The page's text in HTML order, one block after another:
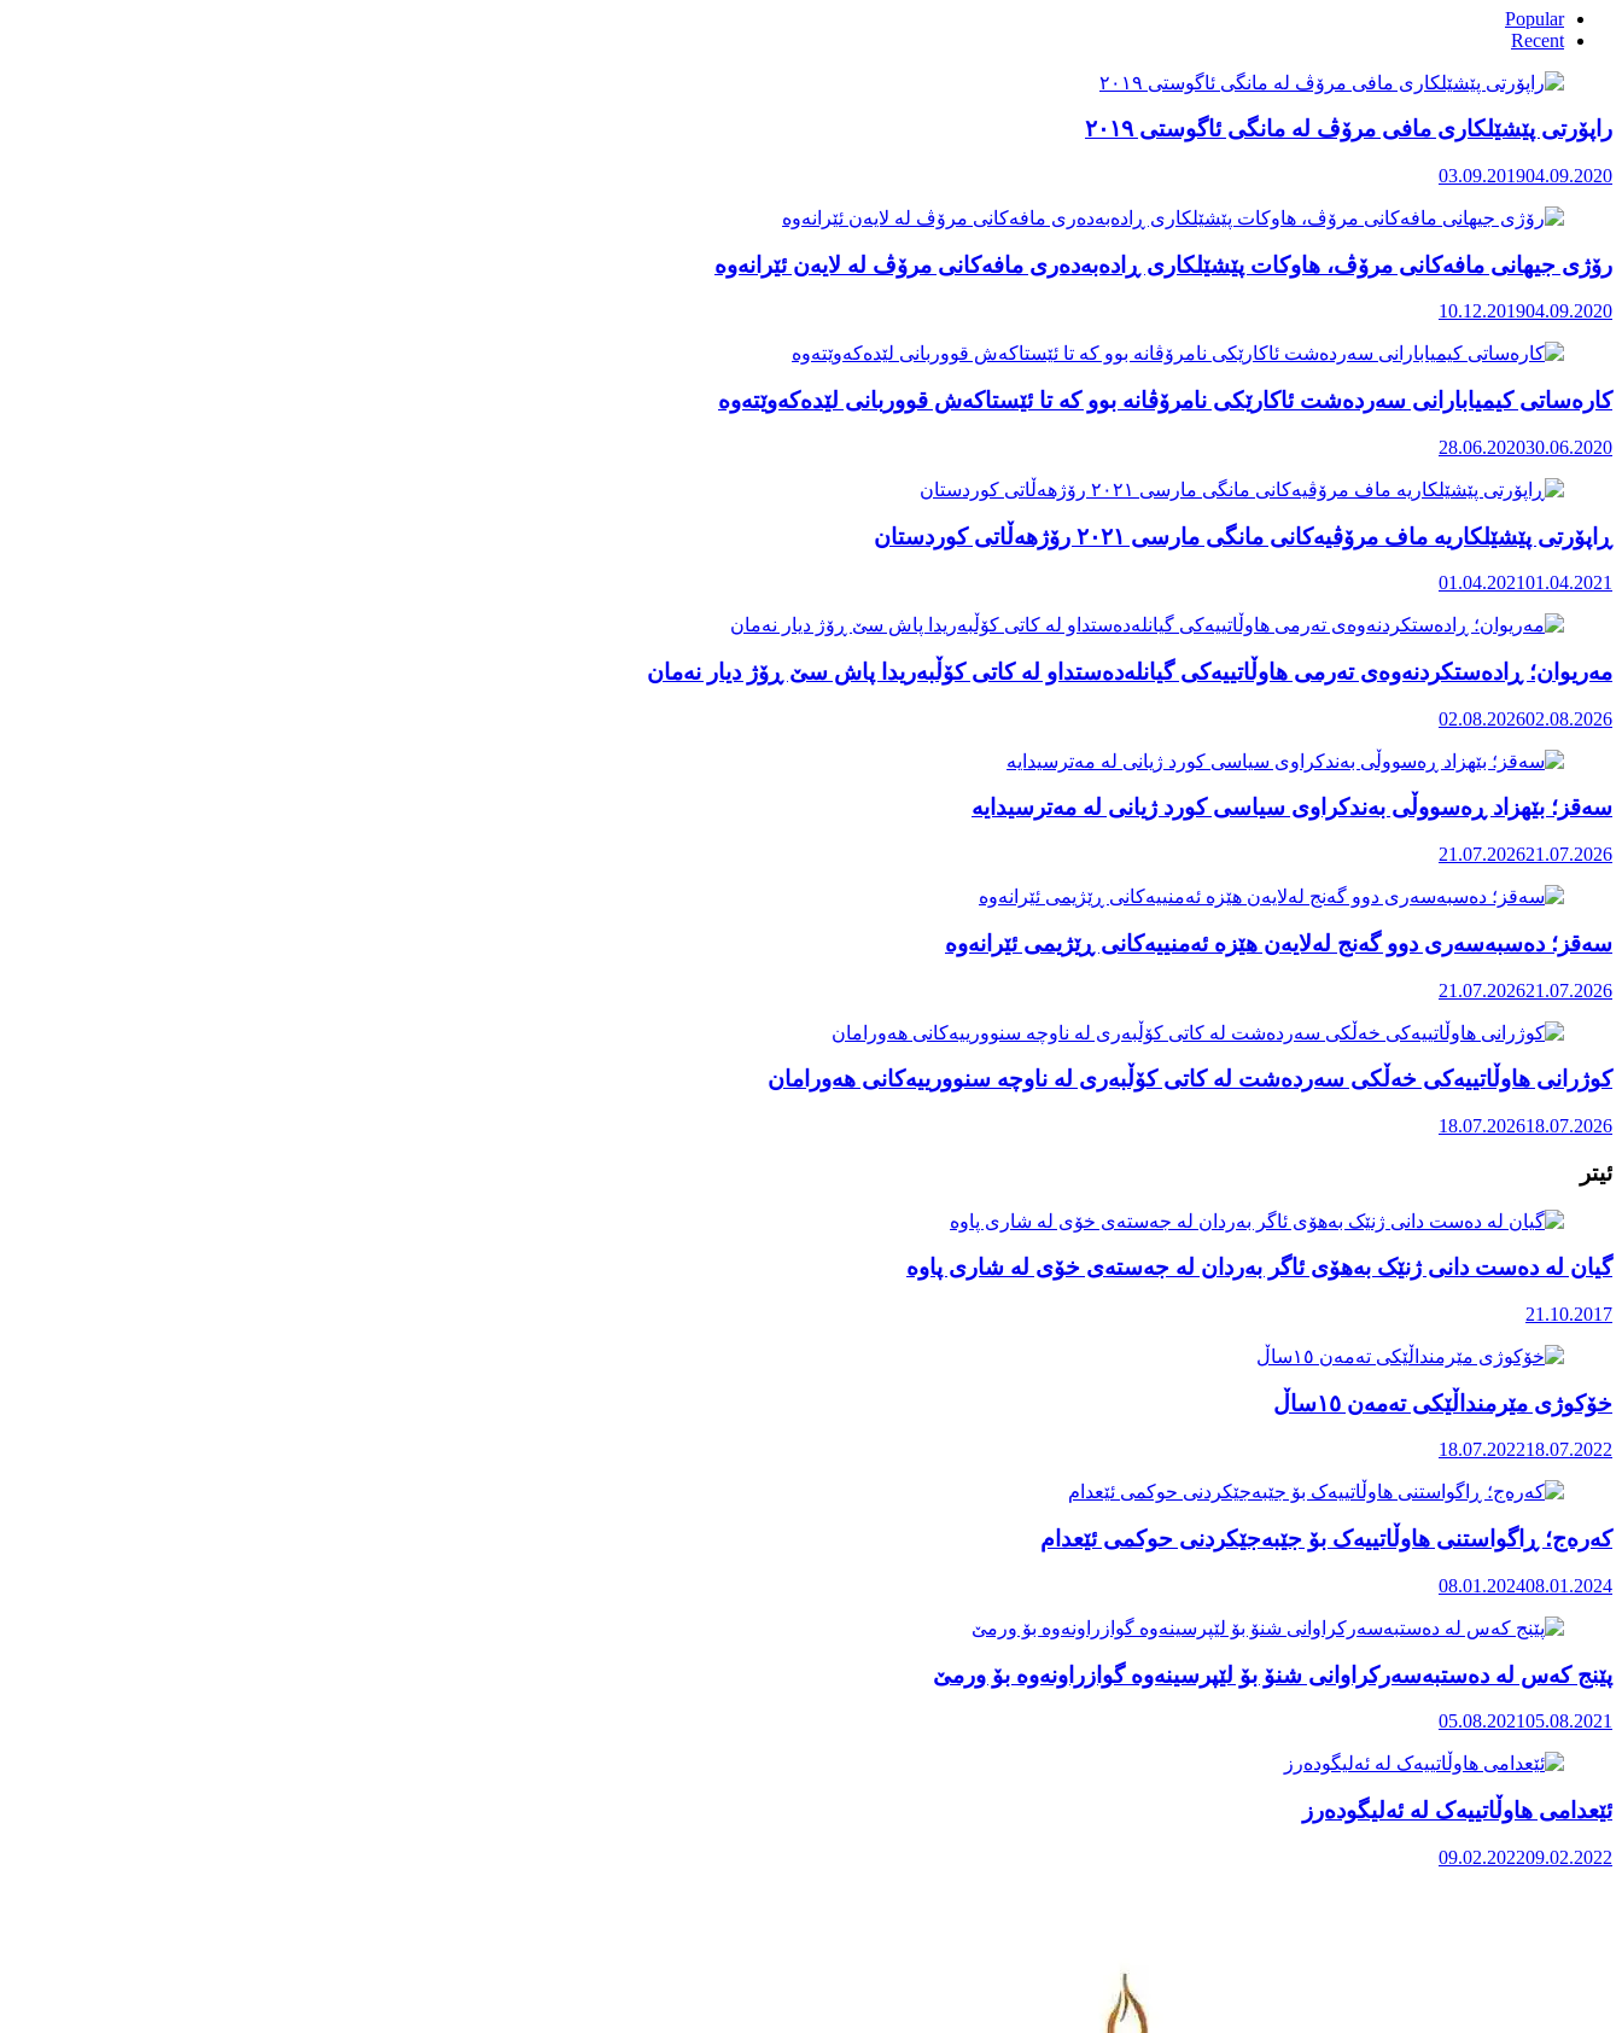
Popular
Recent
راپۆرتی پێشێلكاری مافی مرۆڤ له‌ مانگی ئاگوستی ٢٠١٩
03.09.201904.09.2020
رۆژی جیهانی مافەکانی مرۆڤ، هاوکات پێشێلکاری ڕادەبەدەری مافەکانی مرۆڤ لە لایەن ئێرانەوە
10.12.201904.09.2020
کارەساتی کیمیابارانی سەردەشت ئاکارێکی نامرۆڤانە بوو کە تا ئێستاکەش قووربانی لێدەکەوێتەوە
28.06.202030.06.2020
ڕاپۆرتی پێشێلکاریە ماف مرۆڤیەکانی مانگی مارسی ٢٠٢١ رۆژهەڵاتی کوردستان
01.04.202101.04.2021
مەریوان؛ ڕادەستکردنەوەی تەرمی هاوڵاتییەکی گیانلەدەستداو لە کاتی کۆڵبەریدا پاش سێ ڕۆژ دیار نەمان
02.08.202602.08.2026
سەقز؛ بێهزاد ڕەسووڵی بەندکراوی سیاسی کورد ژیانی لە مەترسیدایە
21.07.202621.07.2026
سەقز؛ دەسبەسەری دوو گەنج لەلایەن هێزە ئەمنییەکانی ڕێژیمی ئێرانەوە
21.07.202621.07.2026
کوژرانی هاوڵاتییەکی خەڵکی سەردەشت لە کاتی کۆڵبەری لە ناوچە سنوورییەکانی هەورامان
18.07.202618.07.2026
ئیتر
گیان لە دەست دانی ژنێک بەهۆی ئاگر بەردان لە جەستەی خۆی لە شاری پاوە
21.10.2017
خۆکوژی مێرمنداڵێکی تەمەن ١٥ساڵ
18.07.202218.07.2022
کەرەج؛ ڕاگواستنی هاوڵاتییەک بۆ جێبەجێکردنی حوکمی ئێعدام
08.01.202408.01.2024
پێنج کەس لە دەستبەسەرکراوانی شنۆ بۆ لێپرسینەوە گوازراونەوە بۆ ورمێ
05.08.202105.08.2021
ئێعدامی هاوڵاتییەک لە ئەلیگودەرز
09.02.202209.02.2022